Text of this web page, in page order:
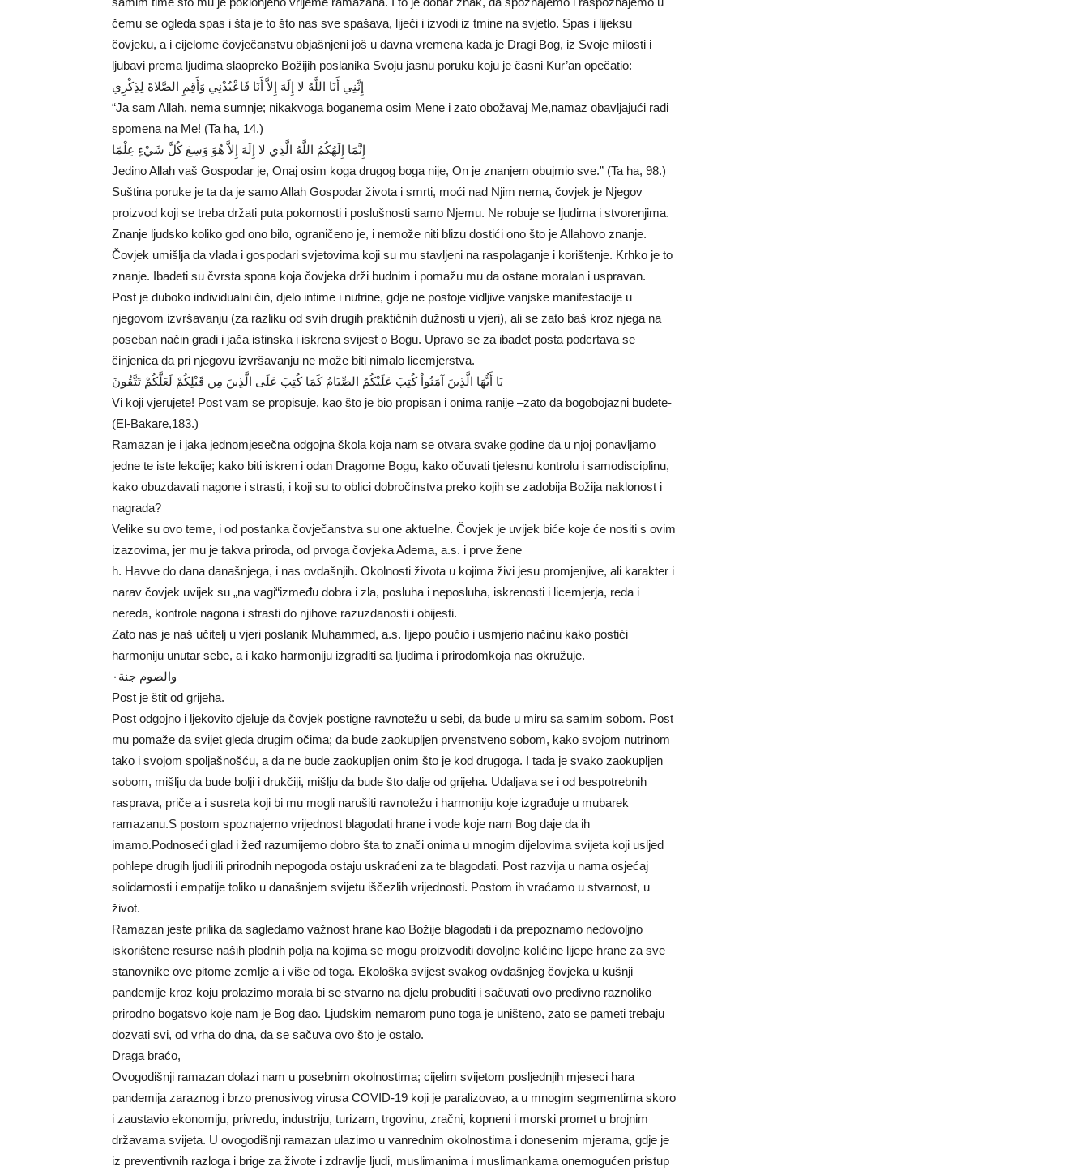
čemu se ogleda spas i šta je to što nas sve spašava, liječi i izvodi iz tmine na svjetlo. Spas i lijeksu
čovjeku, a i cijelome čovječanstvu objašnjeni još u davna vremena kada je Dragi Bog, iz Svoje milosti i
ljubavi prema ljudima slaopreko Božijih poslanika Svoju jasnu poruku koju je časni Kur’an opečatio:
إِنَّنِي أَنَا اللَّهُ لا إِلَهَ إِلاَّ أَنَا فَاعْبُدْنِي وَأَقِمِ الصَّلاةَ لِذِكْرِي
“Ja sam Allah, nema sumnje; nikakvoga boganema osim Mene i zato obožavaj Me,namaz obavljajući radi
spomena na Me! (Ta ha, 14.)
إِنَّمَا إِلَهُكُمُ اللَّهُ الَّذِي لا إِلَهَ إِلاَّ هُوَ وَسِعَ كُلَّ شَيْءٍ عِلْمًا
Jedino Allah vaš Gospodar je, Onaj osim koga drugog boga nije, On je znanjem obujmio sve.” (Ta ha, 98.)
Suština poruke je ta da je samo Allah Gospodar života i smrti, moći nad Njim nema, čovjek je Njegov
proizvod koji se treba držati puta pokornosti i poslušnosti samo Njemu. Ne robuje se ljudima i stvorenjima.
Znanje ljudsko koliko god ono bilo, ograničeno je, i nemože niti blizu dostići ono što je Allahovo znanje.
Čovjek umišlja da vlada i gospodari svjetovima koji su mu stavljeni na raspolaganje i korištenje. Krhko je to
znanje. Ibadeti su čvrsta spona koja čovjeka drži budnim i pomažu mu da ostane moralan i uspravan.
Post je duboko individualni čin, djelo intime i nutrine, gdje ne postoje vidljive vanjske manifestacije u
njegovom izvršavanju (za razliku od svih drugih praktičnih dužnosti u vjeri), ali se zato baš kroz njega na
poseban način gradi i jača istinska i iskrena svijest o Bogu. Upravo se za ibadet posta podcrtava se
činjenica da pri njegovu izvršavanju ne može biti nimalo licemjerstva.
يَا أَيُّهَا الَّذِينَ آمَنُواْ كُتِبَ عَلَيْكُمُ الصِّيَامُ كَمَا كُتِبَ عَلَى الَّذِينَ مِن قَبْلِكُمْ لَعَلَّكُمْ تَتَّقُونَ
Vi koji vjerujete! Post vam se propisuje, kao što je bio propisan i onima ranije –zato da bogobojazni budete-
(El-Bakare,183.)
Ramazan je i jaka jednomjesečna odgojna škola koja nam se otvara svake godine da u njoj ponavljamo
jedne te iste lekcije; kako biti iskren i odan Dragome Bogu, kako očuvati tjelesnu kontrolu i samodisciplinu,
kako obuzdavati nagone i strasti, i koji su to oblici dobročinstva preko kojih se zadobija Božija naklonost i
nagrada?
Velike su ovo teme, i od postanka čovječanstva su one aktuelne. Čovjek je uvijek biće koje će nositi s ovim
izazovima, jer mu je takva priroda, od prvoga čovjeka Adema, a.s. i prve žene
h. Havve do dana današnjega, i nas ovdašnjih. Okolnosti života u kojima živi jesu promjenjive, ali karakter i
narav čovjek uvijek su „na vagi“između dobra i zla, posluha i neposluha, iskrenosti i licemjerja, reda i
nereda, kontrole nagona i strasti do njihove razuzdanosti i obijesti.
Zato nas je naš učitelj u vjeri poslanik Muhammed, a.s. lijepo poučio i usmjerio načinu kako postići
harmoniju unutar sebe, a i kako harmoniju izgraditi sa ljudima i prirodomkoja nas okružuje.
والصوم جنة٠
Post je štit od grijeha.
Post odgojno i ljekovito djeluje da čovjek postigne ravnotežu u sebi, da bude u miru sa samim sobom. Post
mu pomaže da svijet gleda drugim očima; da bude zaokupljen prvenstveno sobom, kako svojom nutrinom
tako i svojom spoljašnošću, a da ne bude zaokupljen onim što je kod drugoga. I tada je svako zaokupljen
sobom, mišlju da bude bolji i drukčiji, mišlju da bude što dalje od grijeha. Udaljava se i od bespotrebnih
rasprava, priče a i susreta koji bi mu mogli narušiti ravnotežu i harmoniju koje izgrađuje u mubarek
ramazanu.S postom spoznajemo vrijednost blagodati hrane i vode koje nam Bog daje da ih
imamo.Podnoseći glad i žeđ razumijemo dobro šta to znači onima u mnogim dijelovima svijeta koji usljed
pohlepe drugih ljudi ili prirodnih nepogoda ostaju uskraćeni za te blagodati. Post razvija u nama osjećaj
solidarnosti i empatije toliko u današnjem svijetu iščezlih vrijednosti. Postom ih vraćamo u stvarnost, u
život.
Ramazan jeste prilika da sagledamo važnost hrane kao Božije blagodati i da prepoznamo nedovoljno
iskorištene resurse naših plodnih polja na kojima se mogu proizvoditi dovoljne količine lijepe hrane za sve
stanovnike ove pitome zemlje a i više od toga. Ekološka svijest svakog ovdašnjeg čovjeka u kušnji
pandemije kroz koju prolazimo morala bi se stvarno na djelu probuditi i sačuvati ovo predivno raznoliko
prirodno bogatsvo koje nam je Bog dao. Ljudskim nemarom puno toga je uništeno, zato se pameti trebaju
dozvati svi, od vrha do dna, da se sačuva ovo što je ostalo.
Draga braćo,
Ovogodišnji ramazan dolazi nam u posebnim okolnostima; cijelim svijetom posljednjih mjeseci hara
pandemija zaraznog i brzo prenosivog virusa COVID-19 koji je paralizovao, a u mnogim segmentima skoro
i zaustavio ekonomiju, privredu, industriju, turizam, trgovinu, zračni, kopneni i morski promet u brojnim
državama svijeta. U ovogodišnji ramazan ulazimo u vanrednim okolnostima i donesenim mjerama, gdje je
iz preventivnih razloga i brige za živote i zdravlje ljudi, muslimanima i muslimankama onemogućen pristup